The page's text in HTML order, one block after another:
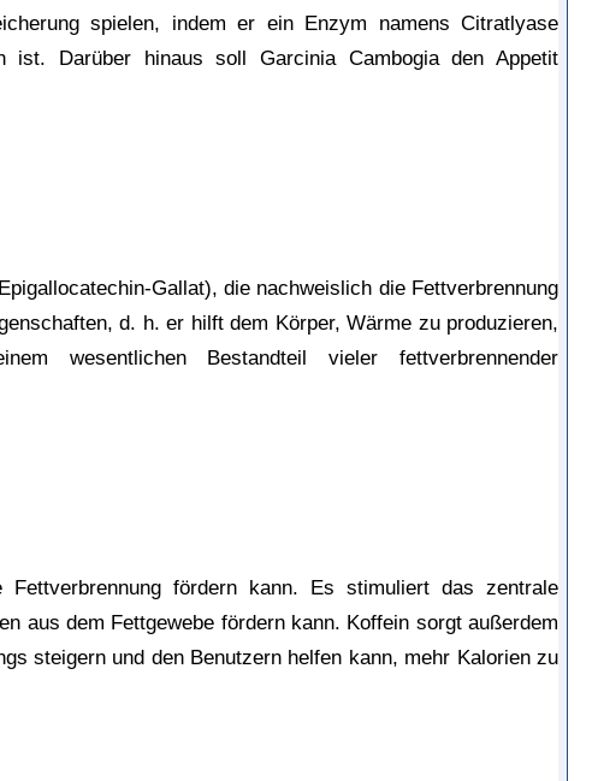
spielen, indem er ein Enzym namens Citratlyase
ist. Darüber hinaus soll Garcinia Cambogia den Appetit
Gallat), die nachweislich die Fettverbrennung
d. h. er hilft dem Körper, Wärme zu produzieren,
wesentlichen Bestandteil vieler fettverbrennender
fördern kann. Es stimuliert das zentrale
aus dem Fettgewebe fördern kann. Koffein sorgt außerdem
steigern und den Benutzern helfen kann, mehr Kalorien zu